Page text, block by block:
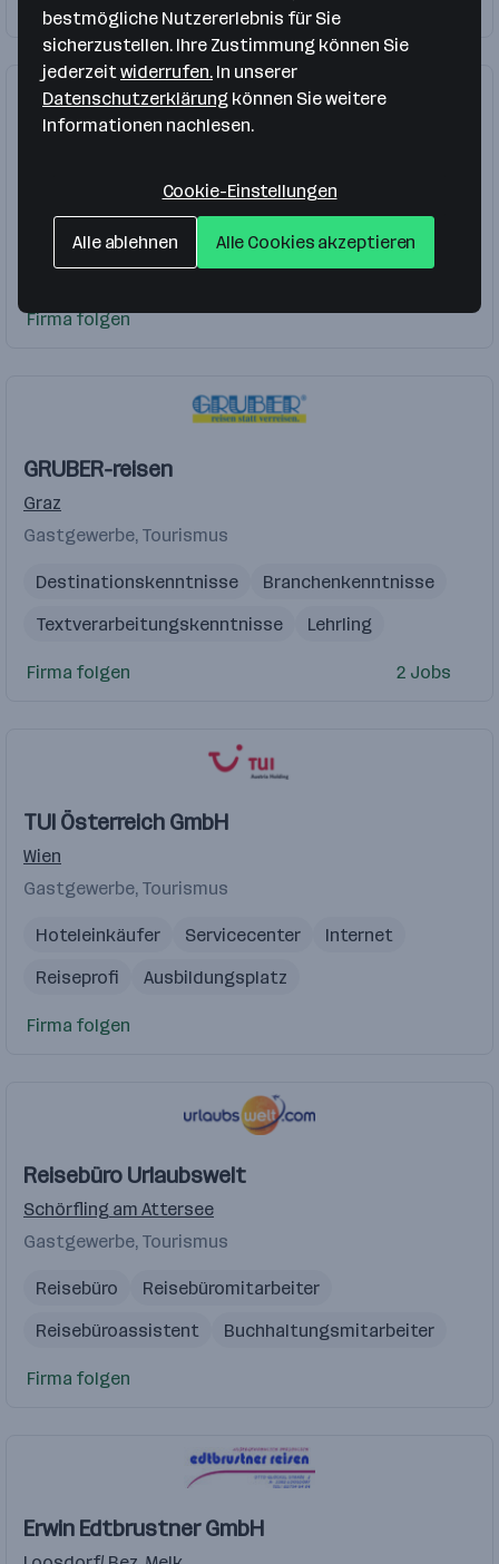
Firma folgen
Logistik, Transport
Reisebüromitarbeiter
Firma folgen
GRUBER-reisen
Graz
Gastgewerbe, Tourismus
Destinationskenntnisse
Branchenkenntnisse
Textverarbeitungskenntnisse
Lehrling
Reisebüroassistent
Firma folgen 2 Jobs
TUI Österreich GmbH
Wien
Gastgewerbe, Tourismus
Hoteleinkäufer Servicecenter
Internet
Reiseprofi
Ausbildungsplatz
Firma folgen
Reisebüro Urlaubswelt
Schörfling am Attersee
Gastgewerbe, Tourismus
Reisebüro
Reisebüromitarbeiter
Reisebüroassistent
Buchhaltungsmitarbeiter
Firma folgen
Erwin Edtbrustner GmbH
bestmögliche Nutzererlebnis für Sie
sicherzustellen. Ihre Zustimmung können Sie
jederzeitwiderrufen. In unserer
Datenschutzerklärung können Sie weitere
Informationen nachlesen.
Cookie-Einstellungen
Alle ablehnen Alle Cookies akzeptieren